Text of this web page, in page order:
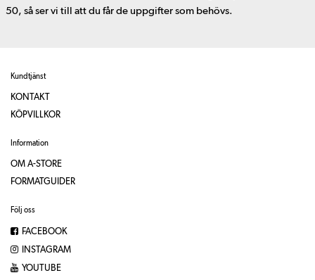
50, så ser vi till att du får de uppgifter som behövs.
Kundtjänst
KONTAKT
KÖPVILLKOR
Information
OM A-STORE
FORMATGUIDER
Följ oss
FACEBOOK
INSTAGRAM
YOUTUBE